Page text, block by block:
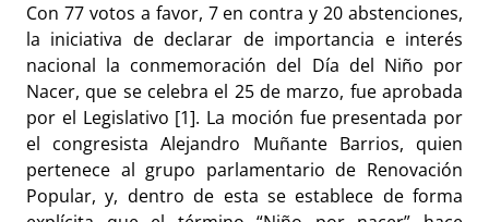
Con 77 votos a favor, 7 en contra y 20 abstenciones,
la iniciativa de declarar de importancia e interés
nacional la conmemoración del Día del Niño por
Nacer, que se celebra el 25 de marzo, fue aprobada
por el Legislativo [1]. La moción fue presentada por
el congresista Alejandro Muñante Barrios, quien
pertenece al grupo parlamentario de Renovación
Popular, y, dentro de esta se establece de forma